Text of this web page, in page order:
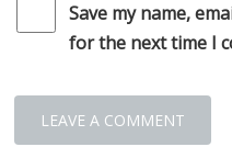
Save my name,
for the next time I